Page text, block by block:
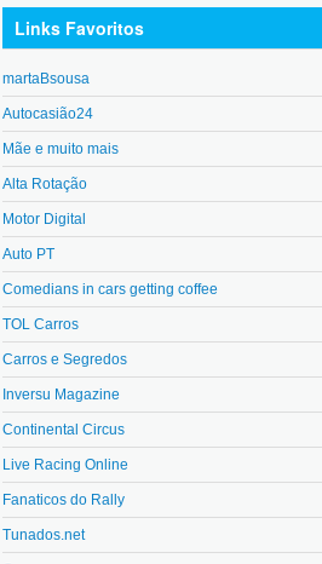
Links Favoritos
martaBsousa
Autocasião24
Mãe e muito mais
Alta Rotação
Motor Digital
Auto PT
Comedians in cars getting coffee
TOL Carros
Carros e Segredos
Inversu Magazine
Continental Circus
Live Racing Online
Fanaticos do Rally
Tunados.net